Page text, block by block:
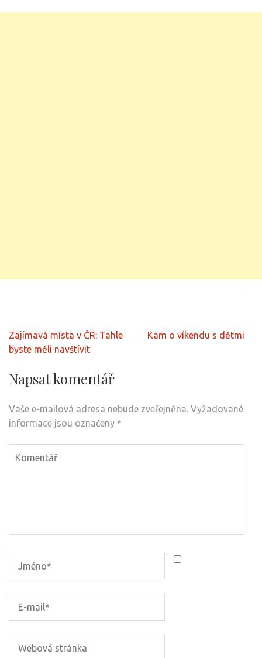
Navigace
pro
Zajímavá místa v ČR: Tahle
byste měli navštívit
Kam o víkendu s dětmi
Napsat komentář
Vaše e-mailová adresa nebude zveřejněna. Vyžadované
informace jsou označeny *